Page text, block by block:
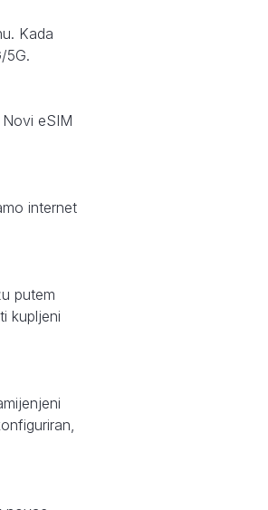
Kada
5G.
eSIM
internet
putem
kupljeni